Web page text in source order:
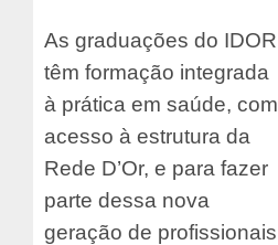
As graduações do IDOR
têm formação integrada
à prática em saúde, com
acesso à estrutura da
Rede D’Or, e para fazer
parte dessa nova
geração de profissionais